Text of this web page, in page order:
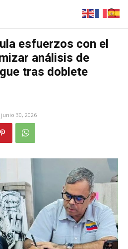
esfuerzos con el
análisis de
tras doblete
junio 30, 2026